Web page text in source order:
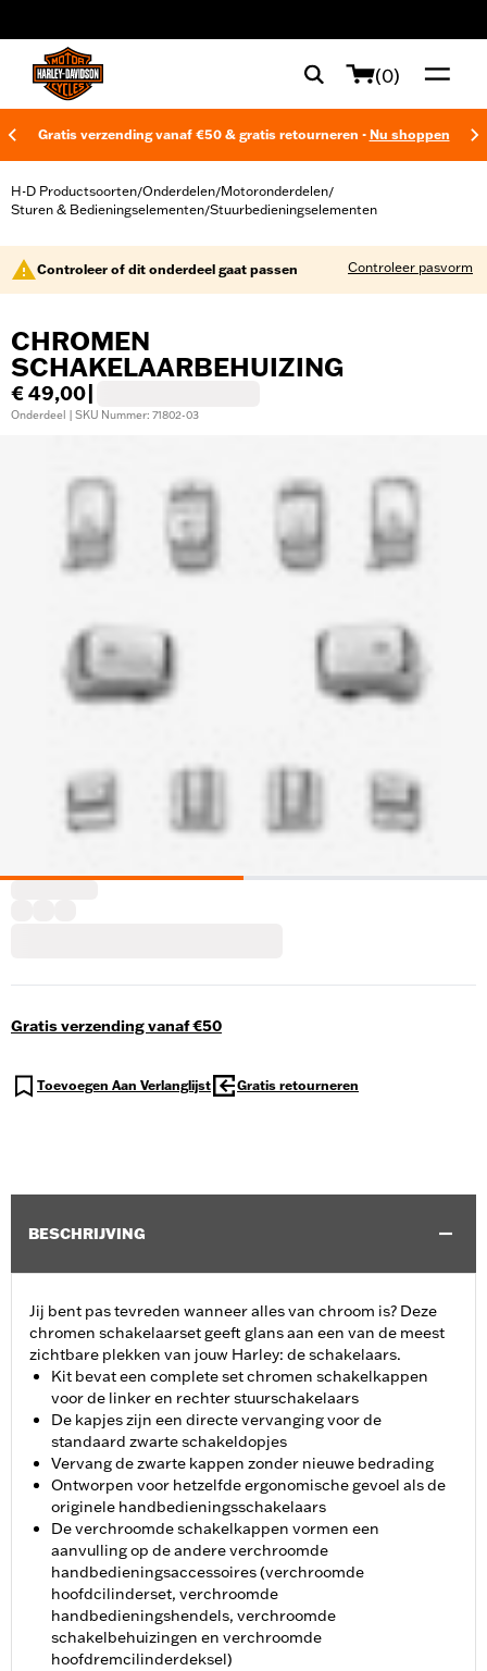
(0)
Gratis verzending vanaf €50 & gratis retourneren - Nu shoppen
H-D Productsoorten/Onderdelen/Motoronderdelen/
Sturen & Bedieningselementen/Stuurbedieningselementen
Controleer of dit onderdeel gaat passen Controleer pasvorm
CHROMEN
SCHAKELAARBEHUIZING
€ 49,00
Onderdeel | SKU Nummer: 71802-03
Gratis verzending vanaf €50
Toevoegen Aan Verlanglijst Gratis retourneren
BESCHRIJVING
Jij bent pas tevreden wanneer alles van chroom is? Deze
chromen schakelaarset geeft glans aan een van de meest
zichtbare plekken van jouw Harley: de schakelaars.
Kit bevat een complete set chromen schakelkappen
voor de linker en rechter stuurschakelaars
De kapjes zijn een directe vervanging voor de
standaard zwarte schakeldopjes
Vervang de zwarte kappen zonder nieuwe bedrading
Ontworpen voor hetzelfde ergonomische gevoel als de
originele handbedieningsschakelaars
De verchroomde schakelkappen vormen een
aanvulling op de andere verchroomde
handbedieningsaccessoires (verchroomde
hoofdcilinderset, verchroomde
handbedieningshendels, verchroomde
schakelbehuizingen en verchroomde
hoofdremcilinderdeksel)